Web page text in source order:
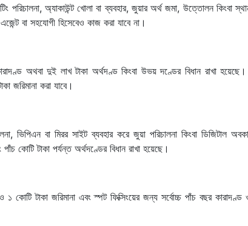
পরিচালনা, অ্যাকাউন্ট খোলা বা ব্যবহার, জুয়ার অর্থ জমা, উত্তোলন কিংবা
বা সহযোগী হিসেবেও কাজ করা যাবে না।
অথবা দুই লাখ টাকা অর্থদণ্ড কিংবা উভয় দণ্ডের বিধান রাখা
জরিমানা করা যাবে।
ভিপিএন বা মিরর সাইট ব্যবহার করে জুয়া পরিচালনা কিংবা ডিজিটাল
কোটি টাকা পর্যন্ত অর্থদণ্ডের বিধান রাখা হয়েছে।
কোটি টাকা জরিমানা এবং স্পট ফিক্সিংয়ের জন্য সর্বোচ্চ পাঁচ বছর কারাদণ্ড